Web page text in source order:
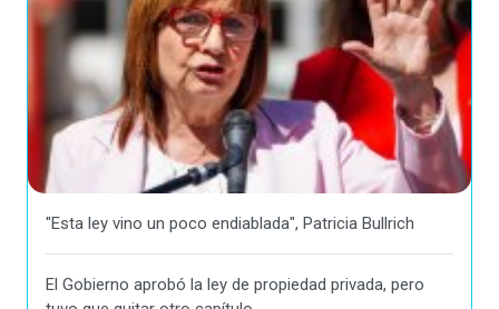
"Esta ley vino un poco endiablada", Patricia Bullrich
El Gobierno aprobó la ley de propiedad privada, pero